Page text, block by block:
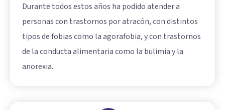
Durante todos estos años ha podido atender a
personas con trastornos por atracón, con distintos
tipos de fobias como la agorafobia, y con trastornos
de la conducta alimentaria como la bulimia y la
anorexia.